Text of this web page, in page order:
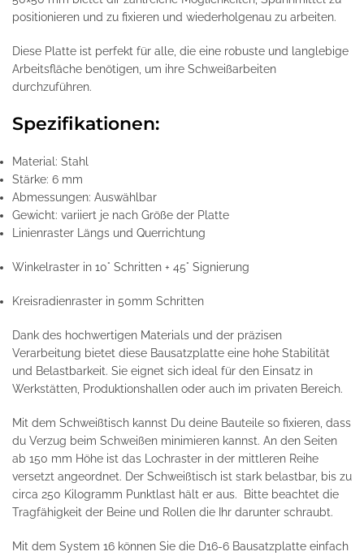
positionieren und zu fixieren und wiederholgenau zu arbeiten.
Diese Platte ist perfekt für alle, die eine robuste und langlebige
Arbeitsfläche benötigen, um ihre Schweißarbeiten
durchzuführen.
Spezifikationen:
Material: Stahl
Stärke: 6 mm
Abmessungen: Auswählbar
Gewicht: variiert je nach Größe der Platte
Linienraster Längs und Querrichtung
Winkelraster in 10° Schritten + 45° Signierung
Kreisradienraster in 50mm Schritten
Dank des hochwertigen Materials und der präzisen
Verarbeitung bietet diese Bausatzplatte eine hohe Stabilität
und Belastbarkeit. Sie eignet sich ideal für den Einsatz in
Werkstätten, Produktionshallen oder auch im privaten Bereich.
Mit dem Schweißtisch kannst Du deine Bauteile so fixieren, dass
du Verzug beim Schweißen minimieren kannst. An den Seiten
ab 150 mm Höhe ist das Lochraster in der mittleren Reihe
versetzt angeordnet. Der Schweißtisch ist stark belastbar, bis zu
circa 250 Kilogramm Punktlast hält er aus. Bitte beachtet die
Tragfähigkeit der Beine und Rollen die Ihr darunter schraubt.
Mit dem System 16 können Sie die D16-6 Bausatzplatte einfach